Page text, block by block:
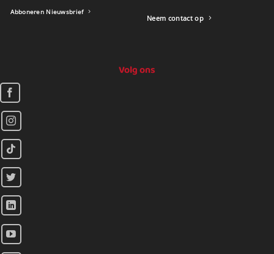
Abboneren Nieuwsbrief
Neem contact op
Volg ons